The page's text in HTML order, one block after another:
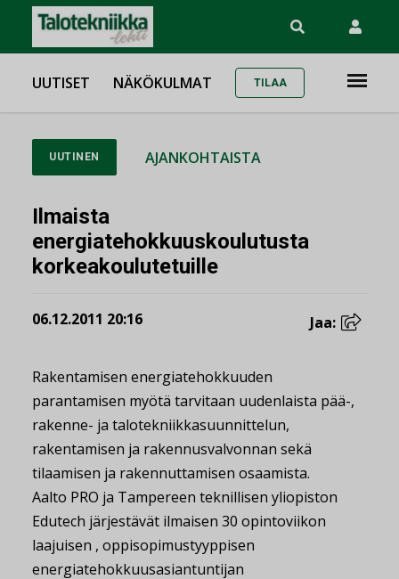
UUTISET NÄKÖKULMAT TILAA
UUTINEN AJANKOHTAISTA
Ilmaista
energiatehokkuuskoulutusta
korkeakoulutetuille
06.12.2011 20:16 Jaa:
Rakentamisen energiatehokkuuden
parantamisen myötä tarvitaan uudenlaista pää-,
rakenne- ja talotekniikkasuunnittelun,
rakentamisen ja rakennusvalvonnan sekä
tilaamisen ja rakennuttamisen osaamista.
Aalto PRO ja Tampereen teknillisen yliopiston
Edutech järjestävät ilmaisen 30 opintoviikon
laajuisen , oppisopimustyyppisen
energiatehokkuusasiantuntijan